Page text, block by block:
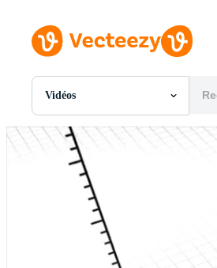
Vidéos
Toutes Images
Photos
PNGs
PSDs
SVGs
Modèles
Vecteurs
Motion graphics
Images Éditoriales